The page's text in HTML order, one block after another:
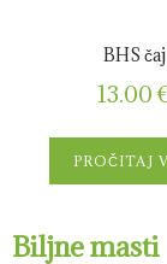
BHS čaj
13.00
PROČITAJ
Biljne masti